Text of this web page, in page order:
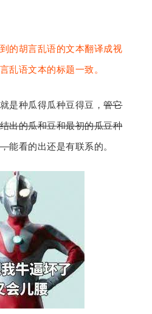
的胡言乱语的文本翻译成视
乱语文本的标题一致。
是种瓜得瓜种豆得豆，管它
出的瓜和豆和最初的瓜豆种
能看的出还是有联系的。